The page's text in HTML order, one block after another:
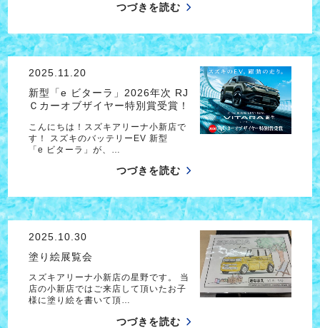
つづきを読む
2025.11.20
新型「e ビターラ」2026年次 RJ
Ｃカーオブザイヤー特別賞受賞！
こんにちは！スズキアリーナ小新店で
す！ スズキのバッテリーEV 新型
「e ビターラ」が、…
つづきを読む
2025.10.30
塗り絵展覧会
スズキアリーナ小新店の星野です。 当
店の小新店ではご来店して頂いたお子
様に塗り絵を書いて頂…
つづきを読む